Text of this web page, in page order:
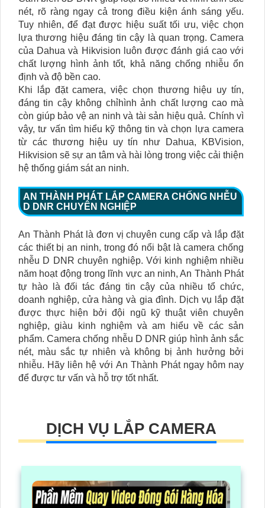
nét, rõ ràng ngay cả trong điều kiện ánh sáng yếu.
Tuy nhiên, để đạt được hiệu suất tối ưu, việc chọn
lựa thương hiệu đáng tin cậy là quan trọng. Camera
của Dahua và Hikvision luôn được đánh giá cao với
chất lượng hình ảnh tốt, khả năng chống nhiễu ổn
định và độ bền cao.
Khi lắp đặt camera, việc chọn thương hiệu uy tín,
đáng tin cậy không chỉhình ảnh chất lượng cao mà
còn giúp bảo vệ an ninh và tài sản hiệu quả. Chính vì
vậy, tư vấn tìm hiểu kỹ thông tin và chọn lựa camera
từ các thương hiệu uy tín như Dahua, KBVision,
Hikvision sẽ sự an tâm và hài lòng trong việc cải thiện
hệ thống giám sát an ninh.
AN THÀNH PHÁT LẮP CAMERA CHỐNG NHỄU
D DNR CHUYÊN NGHIỆP
An Thành Phát là đơn vị chuyên cung cấp và lắp đặt
các thiết bị an ninh, trong đó nổi bật là camera chống
nhễu D DNR chuyên nghiệp. Với kinh nghiệm nhiều
năm hoạt động trong lĩnh vực an ninh, An Thành Phát
tự hào là đối tác đáng tin cậy của nhiều tổ chức,
doanh nghiệp, cửa hàng và gia đình. Dịch vụ lắp đặt
được thực hiện bởi đội ngũ kỹ thuật viên chuyên
nghiệp, giàu kinh nghiệm và am hiểu về các sản
phẩm. Camera chống nhễu D DNR giúp hình ảnh sắc
nét, màu sắc tự nhiên và không bị ảnh hưởng bởi
nhiễu. Hãy liên hệ với An Thành Phát ngay hôm nay
để được tư vấn và hỗ trợ tốt nhất.
DỊCH VỤ LẮP CAMERA